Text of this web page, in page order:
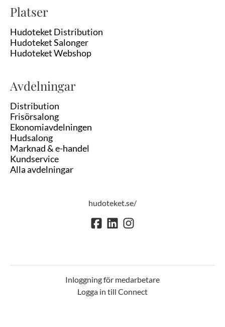
Platser
Hudoteket Distribution
Hudoteket Salonger
Hudoteket Webshop
Avdelningar
Distribution
Frisörsalong
Ekonomiavdelningen
Hudsalong
Marknad & e-handel
Kundservice
Alla avdelningar
hudoteket.se/
Inloggning för medarbetare
Logga in till Connect